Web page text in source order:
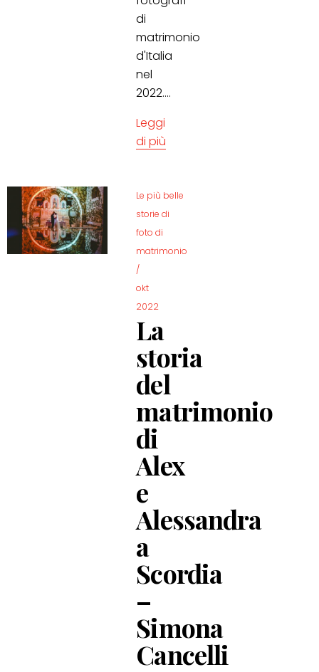
di
matrimonio
d'Italia
nel
2022....
Leggi
di più
Le più belle
storie di
foto di
matrimonio
/
okt
2022
La
storia
del
matrimonio
di
Alex
e
Alessandra
a
Scordia
–
Simona
Cancelli